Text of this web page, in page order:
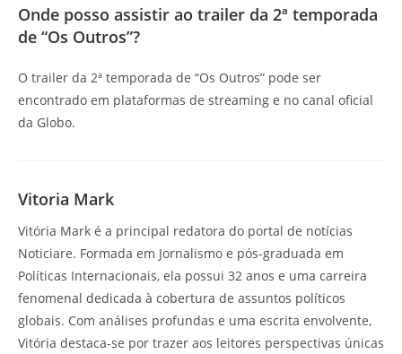
Onde posso assistir ao trailer da 2ª temporada
de “Os Outros”?
O trailer da 2ª temporada de “Os Outros” pode ser
encontrado em plataformas de streaming e no canal oficial
da Globo.
Vitoria Mark
Vitória Mark é a principal redatora do portal de notícias
Noticiare. Formada em Jornalismo e pós-graduada em
Políticas Internacionais, ela possui 32 anos e uma carreira
fenomenal dedicada à cobertura de assuntos políticos
globais. Com análises profundas e uma escrita envolvente,
Vitória destaca-se por trazer aos leitores perspectivas únicas